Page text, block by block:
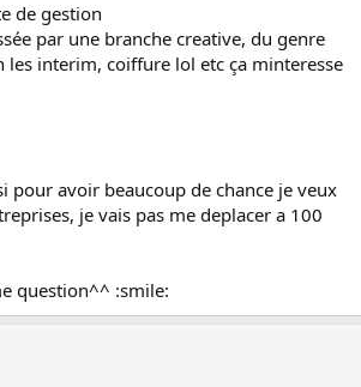
de gestion
par une branche creative, du genre
les interim, coiffure lol etc ça minteresse
pour avoir beaucoup de chance je veux
je vais pas me deplacer a 100
question^^ :smile: